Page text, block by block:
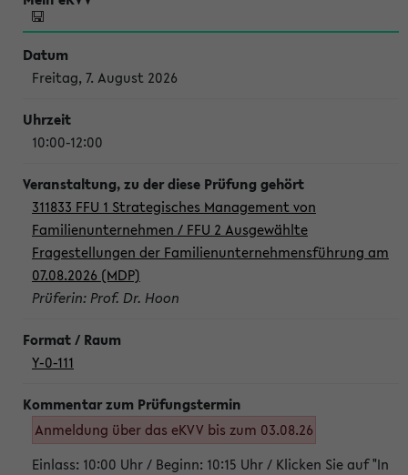
Freitag, 7. August 2026
10:00-12:00
311833 FFU 1 Strategisches Management von
Familienunternehmen / FFU 2 Ausgewählte
Fragestellungen der Familienunternehmensführung am
07.08.2026 (MDP)
Prüferin: Prof. Dr. Hoon
Y-0-111
Anmeldung über das eKVV bis zum 03.08.26
Einlass: 10:00 Uhr / Beginn: 10:15 Uhr / Klicken Sie auf "In